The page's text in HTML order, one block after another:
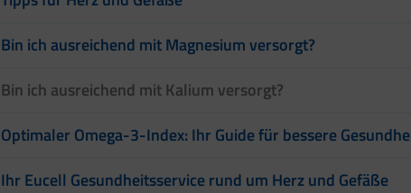
Bin ich ausreichend mit Magnesium versorgt?
Bin ich ausreichend mit Kalium versorgt?
Optimaler Omega-3-Index: Ihr Guide für bessere
Ihr Eucell Gesundheitsservice rund um Herz und Gefäße